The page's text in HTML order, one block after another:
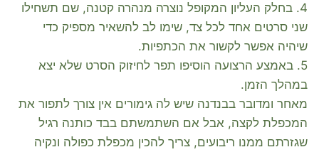
4. בחלק העליון המקופל נוצרה מנהרה קטנה, שם תשחילו
שני סרטים אחד לכל צד, שימו לב להשאיר מספיק כדי
שיהיה אפשר לקשור את הכתפיות.
5. באמצע הרצועה הוסיפו תפר לחיזוק הסרט שלא יצא
במהלך הזמן.
מאחר ומדובר בבנדנה שיש לה גימורים אין צורך לתפור את
המכפלת לקצה, אבל אם השתמשתם בבד כותנה רגיל
שגזרתם ממנו ריבועים, צריך להכין מכפלת כפולה ונקיה